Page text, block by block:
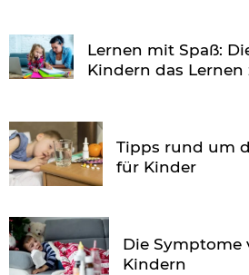
Lernen mit Spaß:
Kindern das Lernen
Tipps rund um
für Kinder
Die Symptome
Kindern